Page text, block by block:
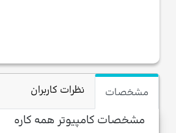
مشخصات نظرات کاربران
مشخصات کامپیوتر همه کاره